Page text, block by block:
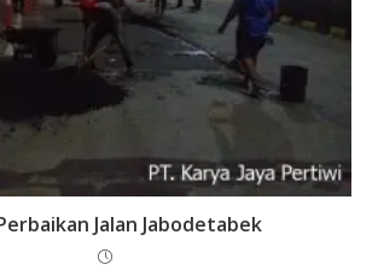
Jalan Jabodetabek